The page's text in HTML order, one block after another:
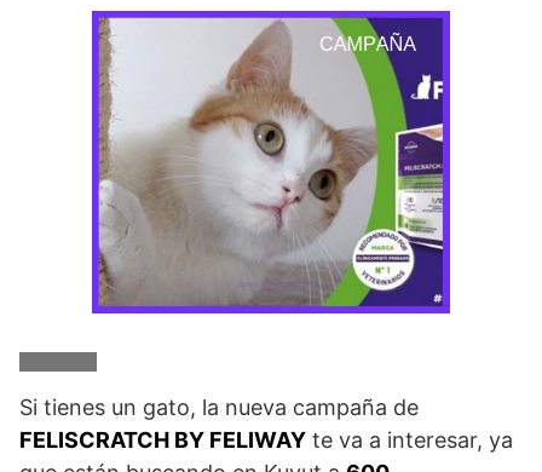
Si tienes un gato, la nueva campaña de
FELISCRATCH BY FELIWAY te va a interesar, ya